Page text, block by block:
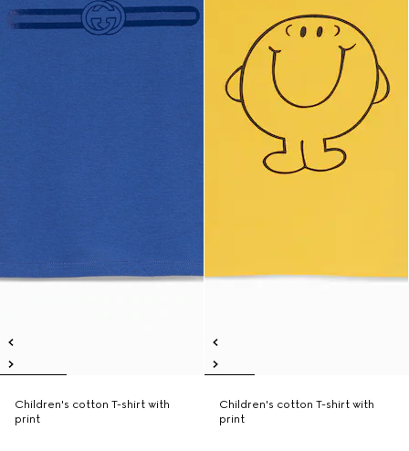
Children's cotton T-shirt with
print
Children's cotton T-shirt with
print